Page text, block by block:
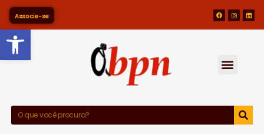
Barra de Ferramentas
Associe-se